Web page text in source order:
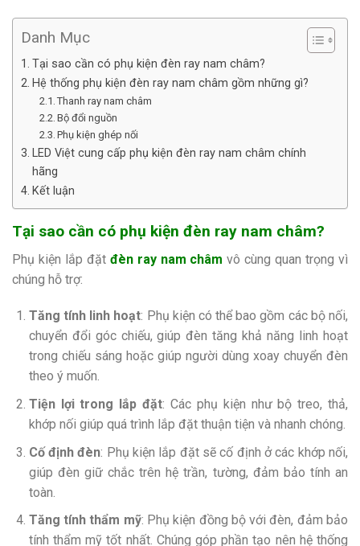
Danh Mục
Tại sao cần có phụ kiện đèn ray nam châm?
Hệ thống phụ kiện đèn ray nam châm gồm những gì?
Thanh ray nam châm
Bộ đổi nguồn
Phụ kiện ghép nối
LED Việt cung cấp phụ kiện đèn ray nam châm chính
hãng
Kết luận
Tại sao cần có phụ kiện đèn ray nam châm?
Phụ kiện lắp đặt đèn ray nam châm vô cùng quan trọng vì
chúng hỗ trợ:
Tăng tính linh hoạt: Phụ kiện có thể bao gồm các bộ nối,
chuyển đổi góc chiếu, giúp đèn tăng khả năng linh hoạt
trong chiếu sáng hoặc giúp người dùng xoay chuyển đèn
theo ý muốn.
Tiện lợi trong lắp đặt: Các phụ kiện như bộ treo, thả,
khớp nối giúp quá trình lắp đặt thuận tiện và nhanh chóng.
Cố định đèn: Phụ kiện lắp đặt sẽ cố định ở các khớp nối,
giúp đèn giữ chắc trên hệ trần, tường, đảm bảo tính an
toàn.
Tăng tính thẩm mỹ: Phụ kiện đồng bộ với đèn, đảm bảo
tính thẩm mỹ tốt nhất. Chúng góp phần tạo nên hệ thống